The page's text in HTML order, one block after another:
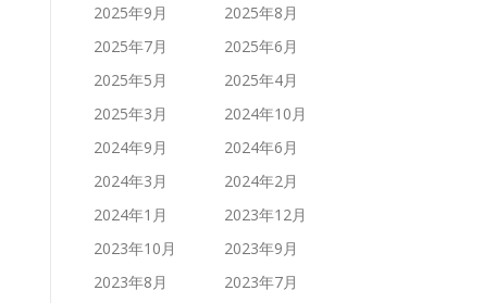
2025年9月
2025年8月
2025年7月
2025年6月
2025年5月
2025年4月
2025年3月
2024年10月
2024年9月
2024年6月
2024年3月
2024年2月
2024年1月
2023年12月
2023年10月
2023年9月
2023年8月
2023年7月